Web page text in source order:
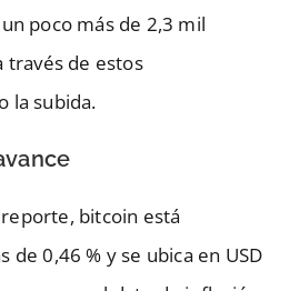
poco más de 2,3 mil
través de estos
la subida.
bitcoin está
de 0,46 % y se ubica en USD